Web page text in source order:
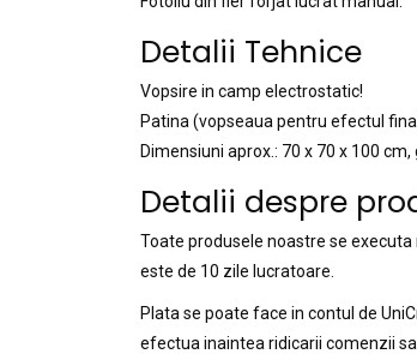
Detalii Tehnice
Vopsire in camp electrostatic!
Patina (vopseaua pentru efectul
Dimensiuni aprox.: 70 x 70 x 100 cm,
Detalii despre
Toate produsele noastre se
este de 10 zile lucratoare.
Plata se poate face in contul de
efectua inaintea ridicarii comenzii